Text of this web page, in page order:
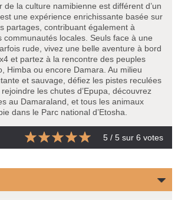
la culture namibienne est différent d’un
une expérience enrichissante basée sur
partages, contribuant également à
communautés locales. Seuls face à une
rude, vivez une belle aventure à bord
et partez à la rencontre des peuples
Himba ou encore Damara. Au milieu
et sauvage, défiez les pistes reculées
les chutes d’Epupa, découvrez
au Damaraland, et tous les animaux
dans le Parc national d’Etosha.
5 / 5 sur 6 votes